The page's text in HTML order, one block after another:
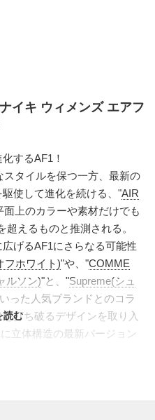
イキ ウィメンズ エアフ
するAF1！
タイルを保つ一方、最新の
使して進化を続ける、"AIR
面上のカラーや素材だけでも
えるものと推測される。
げるAF1にさらなる可能性
フホワイト)"や、"COMME
ルソン)"と、"Supreme(シュ
った人気ブランドとのコラ
打ち破るデザインを取り入
立体構造の最新バージョン
読む